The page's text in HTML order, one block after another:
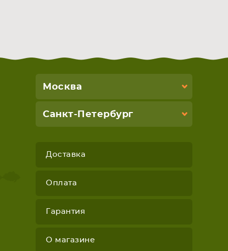
Москва
Санкт-Петербург
Доставка
Оплата
Гарантия
О магазине